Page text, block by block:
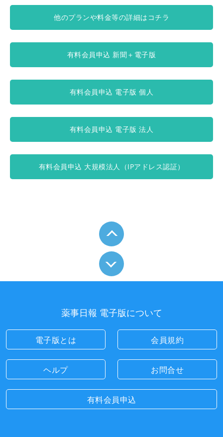
他のプランや料金等の詳細はコチラ
有料会員申込 新聞＋電子版
有料会員申込 電子版 個人
有料会員申込 電子版 法人
有料会員申込 大規模法人（IPアドレス認証）
薬事日報 電子版について
電子版とは 会員規約
ヘルプ お問合せ
有料会員申込